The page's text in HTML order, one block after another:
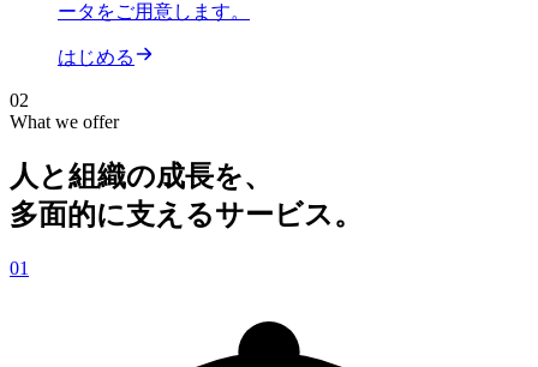
ータをご用意します。
はじめる
02
What we offer
人と組織の成長を、
多面的に支えるサービス。
01